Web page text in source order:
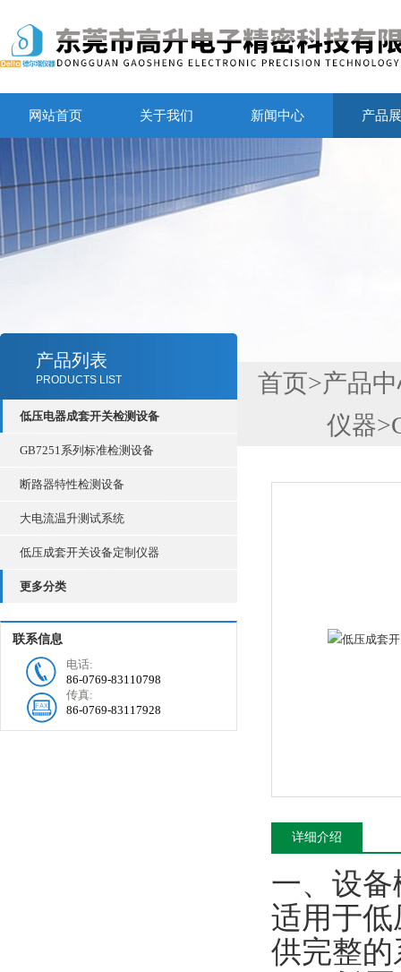
网站首页 关于我们 新闻中心 产品
产品列表
PRODUCTS LIST
低压电器成套开关检测设备
GB7251系列标准检测设备
断路器特性检测设备
大电流温升测试系统
低压成套开关设备定制仪器
更多分类
联系信息
电话:
86-0769-83110798
传真:
86-0769-83117928
首页>产品
仪器>
详细介绍
一、设
适用于
供完整